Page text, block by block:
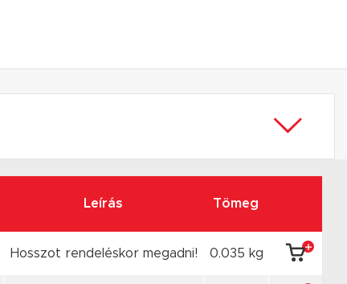
Leírás Tömeg
Hosszot rendeléskor megadni! 0.035 kg